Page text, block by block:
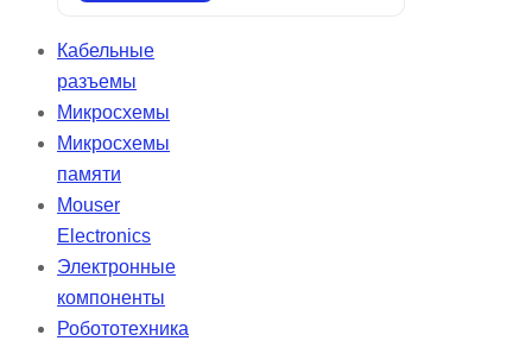
свойствами. Он обеспечивает
надежную герметизацию,
предотвращая попадание влаги и
бактерий в дентинные канальцы
благодаря кристаллизации
гидроксида кальция. CeraSeal
гарантирует идеальную плотность
в корневом канале и отличается
высокой стабильностью, не
сжимаясь и не расширяясь.
Кабельные
разъемы
Микросхемы
Микросхемы
памяти
Mouser
Electronics
Электронные
компоненты
Робототехника